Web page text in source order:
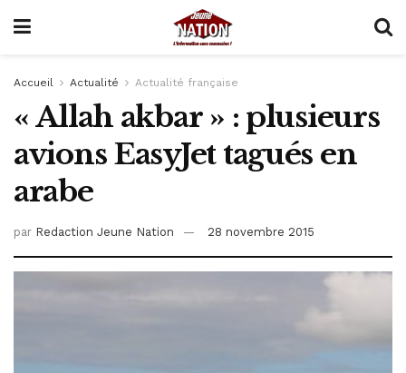
Accueil Actualité Actualité française
« Allah akbar » : plusieurs
avions EasyJet tagués en
arabe
par Redaction Jeune Nation 28 novembre 2015